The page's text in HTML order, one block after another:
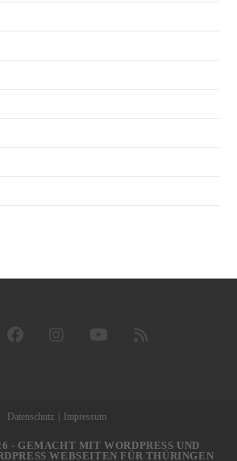
Datenschutz Impressum
- GEMACHT MIT WORDPRESS UND
WEBSEITEN FÜR THÜRINGEN